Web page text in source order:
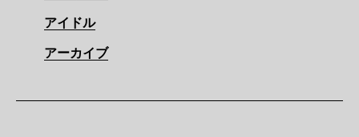
アイドル
アーカイブ